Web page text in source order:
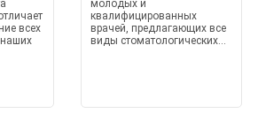
всех
молодых и
квалифицированных
врачей, предлагающих все
виды стоматологических...